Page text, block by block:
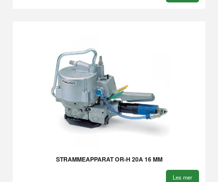
STRAMMEAPPARAT OR-H 20A 16 MM
Les mer